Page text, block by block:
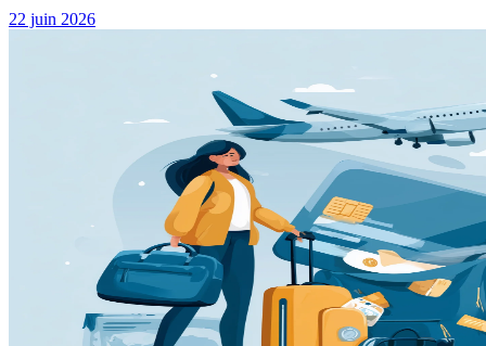
22 juin 2026